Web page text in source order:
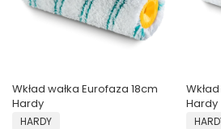
Wkład wałka Eurofaza 18cm
Hardy
PRODUCENT
HARDY
Hardy